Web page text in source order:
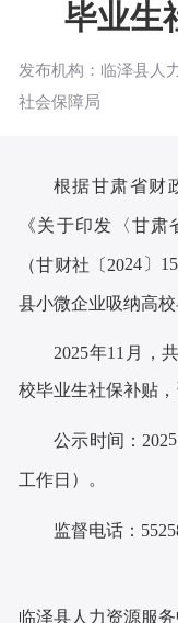
毕业生
发布机构：临泽县人
社会保障局
根据甘肃省财
《关于印发〈甘
（甘财社〔 2024 〕
县小微企业吸纳高
2025年11 月，
校毕业生社保补贴
公示时间： 2025
工作日 ）。
监督电话：
临泽县人力资源服